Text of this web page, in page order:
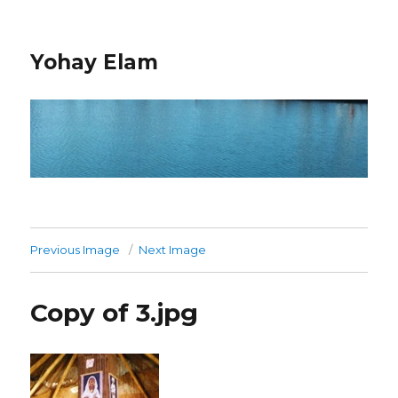
Yohay Elam
Previous Image Next Image
Copy of 3.jpg